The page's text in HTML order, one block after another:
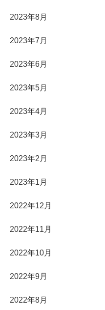
2023年8月
2023年7月
2023年6月
2023年5月
2023年4月
2023年3月
2023年2月
2023年1月
2022年12月
2022年11月
2022年10月
2022年9月
2022年8月